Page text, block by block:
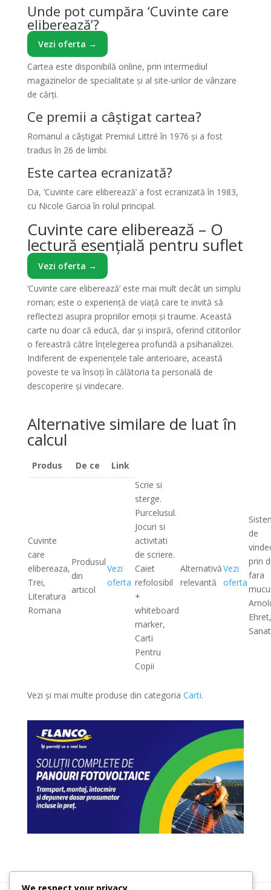
Unde pot cumpăra ‘Cuvinte care
eliberează’?
Vezi oferta →
Cartea este disponibilă online, prin intermediul
magazinelor de specialitate și al site-urilor de vânzare
de cărți.
Ce premii a câștigat cartea?
Romanul a câștigat Premiul Littré în 1976 și a fost
tradus în 26 de limbi.
Este cartea ecranizată?
Da, ‘Cuvinte care eliberează’ a fost ecranizată în 1983,
cu Nicole Garcia în rolul principal.
Cuvinte care eliberează – O
lectură esențială pentru suflet
Vezi oferta →
‘Cuvinte care eliberează’ este mai mult decât un simplu
roman; este o experiență de viață care te invită să
reflectezi asupra propriilor emoții și traume. Această
carte nu doar că educă, dar și inspiră, oferind cititorilor
o fereastră către înțelegerea profundă a psihanalizei.
Indiferent de experiențele tale anterioare, această
poveste te va însoți în călătoria ta personală de
descoperire și vindecare.
Alternative similare de luat în
calcul
Produs De ce Link
Cuvinte
care
elibereaza,
Trei,
Literatura
Romana
Produsul
din
articol
Vezi
oferta
Scrie si
sterge.
Purcelusul.
Jocuri si
activitati
de scriere.
Caiet
refolosibil
+
whiteboard
marker,
Carti
Pentru
Copii
Alternativă
relevantă
Vezi
oferta
de
prin
fara
Ehret,
Vezi și mai multe produse din categoria Carti.
We respect your privacy